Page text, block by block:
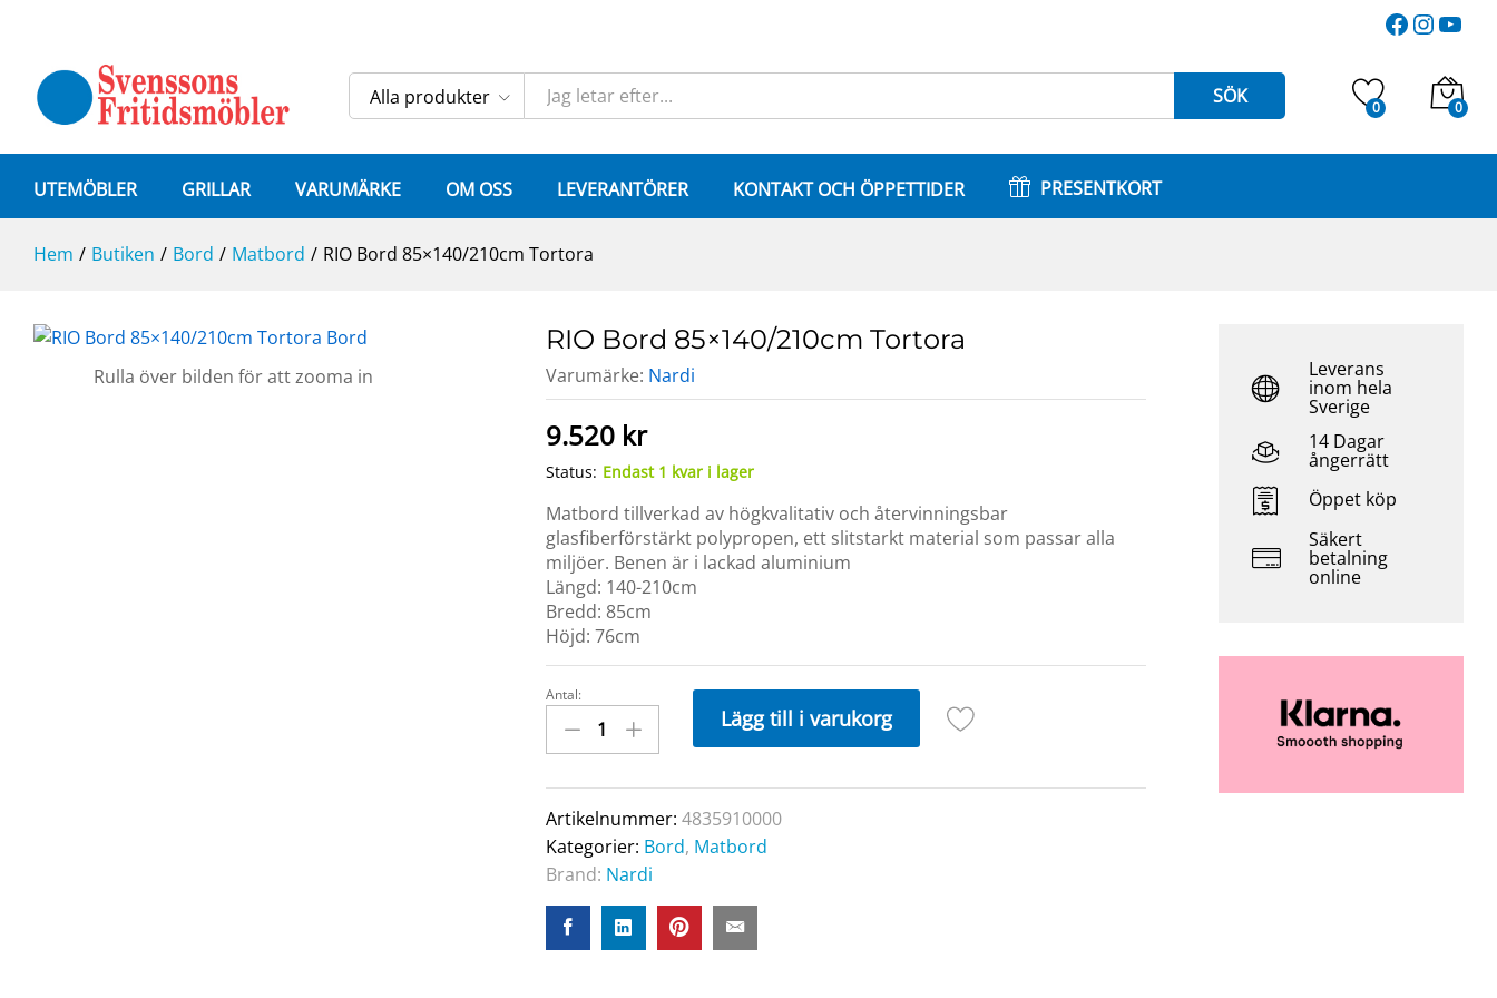
Alla produkter SÖK 0 0
UTEMÖBLER GRILLAR VARUMÄRKE OM OSS LEVERANTÖRER KONTAKT OCH ÖPPETTIDER PRESENTKORT
Hem / Butiken / Bord / Matbord / RIO Bord 85×140/210cm Tortora
Rulla över bilden för att zooma in
RIO Bord 85×140/210cm Tortora
Varumärke: Nardi
9.520 kr
Status: Endast 1 kvar i lager
Matbord tillverkad av högkvalitativ och återvinningsbar
glasfiberförstärkt polypropen, ett slitstarkt material som passar alla
miljöer. Benen är i lackad aluminium
Längd: 140-210cm
Bredd: 85cm
Höjd: 76cm
RIO
Bord
85x140/210cm
Tortora
quantity
Antal:
Lägg till i varukorg
Artikelnummer: 4835910000
Kategorier: Bord, Matbord
Brand: Nardi
Leverans
inom hela
Sverige
14 Dagar
ångerrätt
Öppet köp
Säkert
betalning
online
RIO Bord 85x140/210cm Tortora
Lägg till i varukorg